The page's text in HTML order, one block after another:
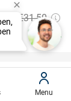
€31,50
€24
46%
favorite_border
+
Menu